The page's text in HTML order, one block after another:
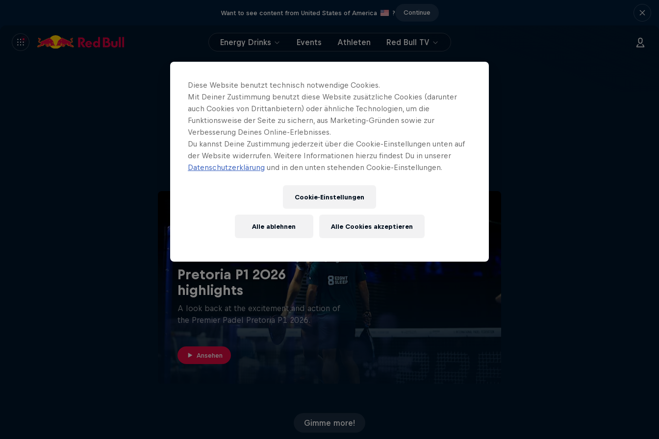
Want to see content from United States of America ? Continue
Energy Drinks Events Athleten Red Bull TV
404
Oh nein, wie unangenehm.
Wo ist bloß die Seite
geblieben?
Pretoria P1 2026
highlights
A look back at the excitement and action of
the Premier Padel Pretoria P1 2026.
Ansehen
Gimme more!
Diese Website benutzt technisch notwendige Cookies.
Mit Deiner Zustimmung benutzt diese Website zusätzliche Cookies (darunter
auch Cookies von Drittanbietern) oder ähnliche Technologien, um die
Funktionsweise der Seite zu sichern, aus Marketing-Gründen sowie zur
Verbesserung Deines Online-Erlebnisses.
Du kannst Deine Zustimmung jederzeit über die Cookie-Einstellungen unten auf
der Website widerrufen. Weitere Informationen hierzu findest Du in unserer
Datenschutzerklärung und in den unten stehenden Cookie-Einstellungen.
Cookie-Einstellungen
Alle ablehnen Alle Cookies akzeptieren